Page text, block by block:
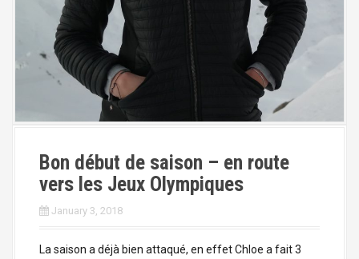
Bon début de saison – en route
vers les Jeux Olympiques
January 3, 2018
La saison a déjà bien attaqué, en effet Chloe a fait 3